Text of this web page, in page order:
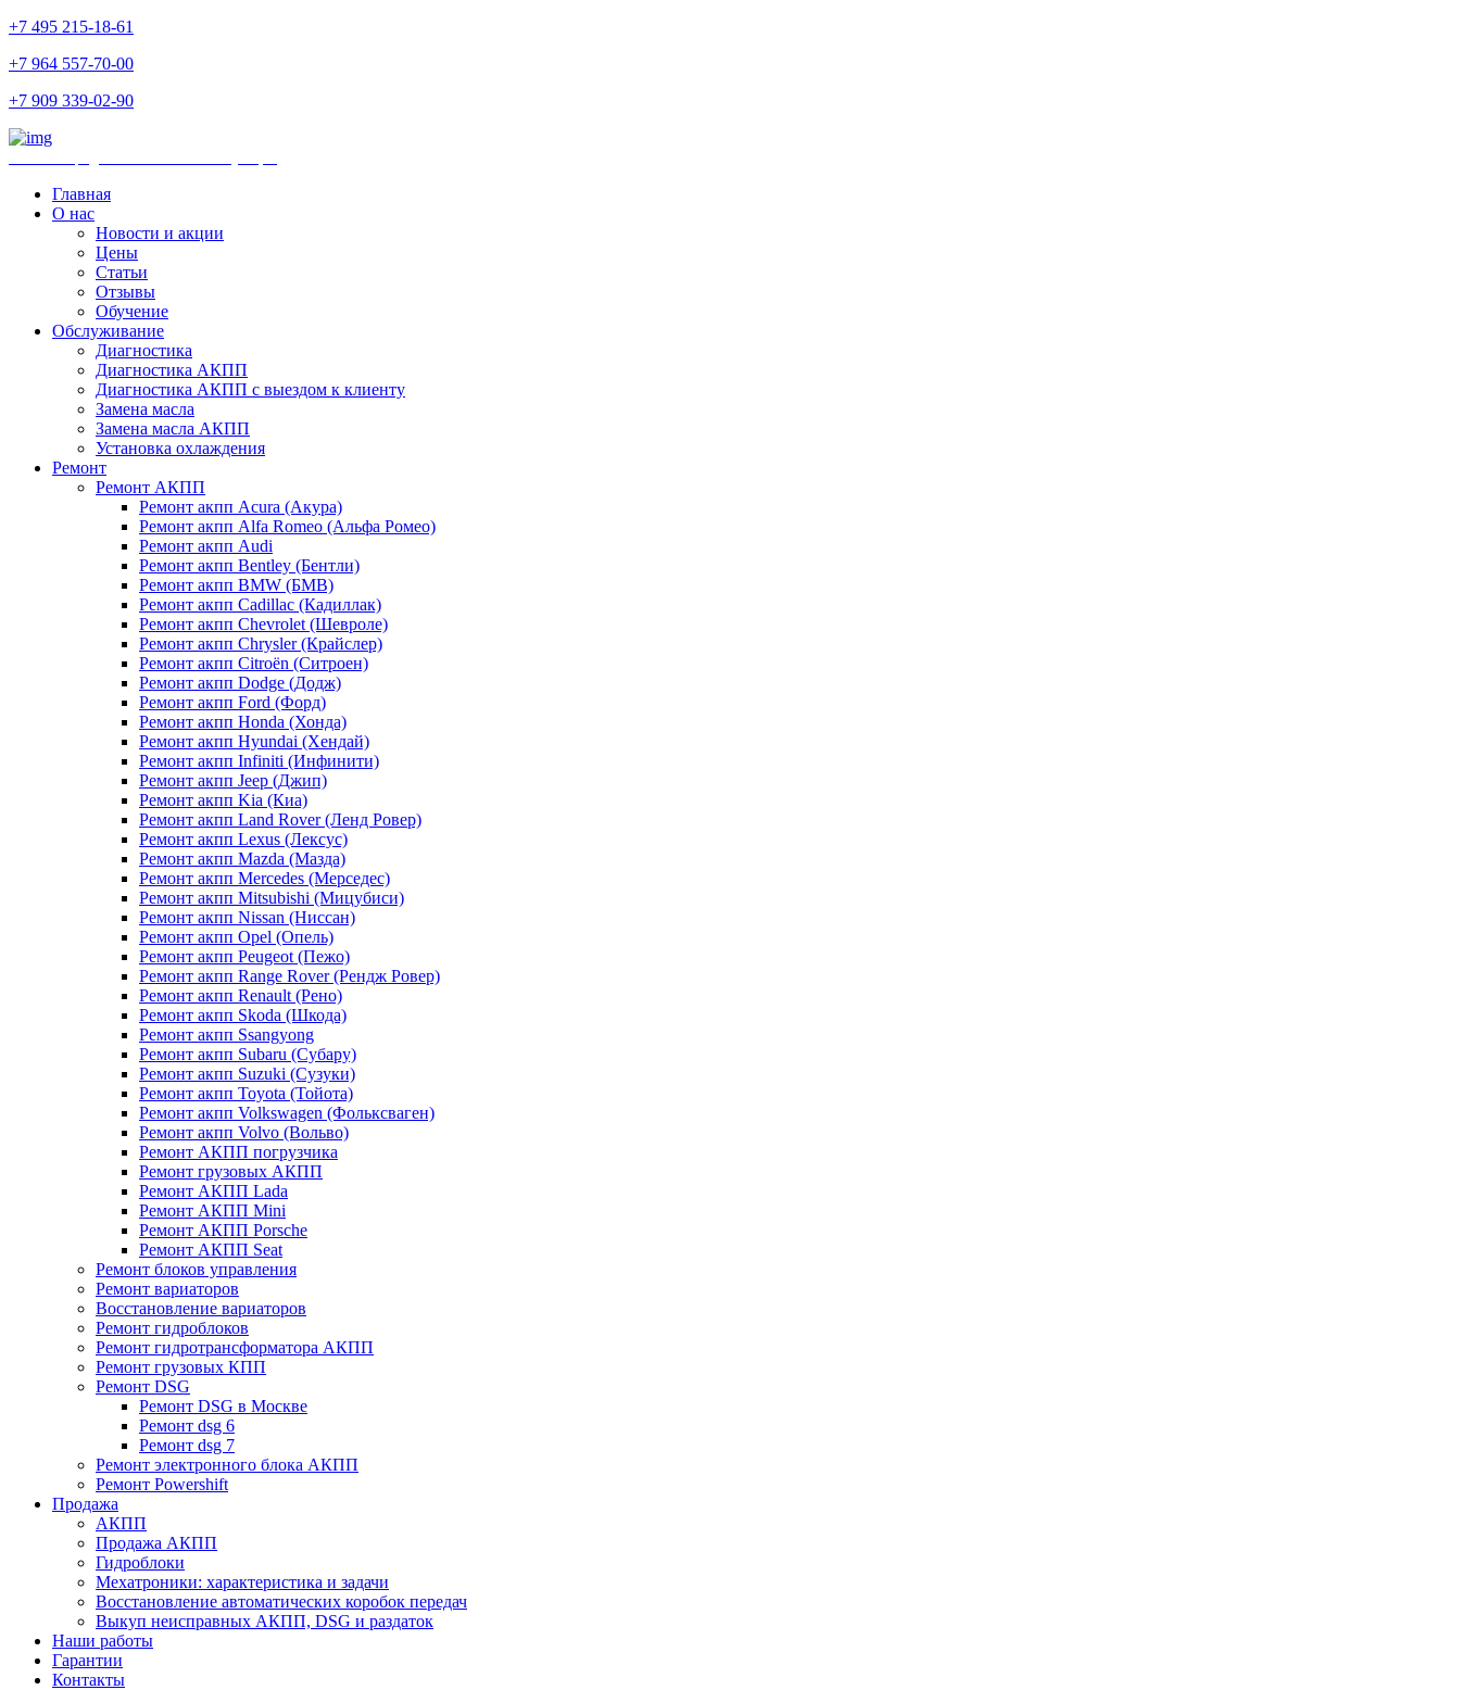
+7 495 215-18-61
+7 964 557-70-00
+7 909 339-02-90
Главная
О нас
Новости и акции
Цены
Статьи
Отзывы
Обучение
Обслуживание
Диагностика
Диагностика АКПП
Диагностика АКПП с выездом к клиенту
Замена масла
Замена масла АКПП
Установка охлаждения
Ремонт
Ремонт АКПП
Ремонт акпп Acura (Акура)
Ремонт акпп Alfa Romeo (Альфа Ромео)
Ремонт акпп Audi
Ремонт акпп Bentley (Бентли)
Ремонт акпп BMW (БМВ)
Ремонт акпп Cadillac (Кадиллак)
Ремонт акпп Chevrolet (Шевроле)
Ремонт акпп Chrysler (Крайслер)
Ремонт акпп Citroën (Ситроен)
Ремонт акпп Dodge (Додж)
Ремонт акпп Ford (Форд)
Ремонт акпп Honda (Хонда)
Ремонт акпп Hyundai (Хендай)
Ремонт акпп Infiniti (Инфинити)
Ремонт акпп Jeep (Джип)
Ремонт акпп Kia (Киа)
Ремонт акпп Land Rover (Ленд Ровер)
Ремонт акпп Lexus (Лексус)
Ремонт акпп Mazda (Мазда)
Ремонт акпп Mercedes (Мерседес)
Ремонт акпп Mitsubishi (Мицубиси)
Ремонт акпп Nissan (Ниссан)
Ремонт акпп Opel (Опель)
Ремонт акпп Peugeot (Пежо)
Ремонт акпп Range Rover (Рендж Ровер)
Ремонт акпп Renault (Рено)
Ремонт акпп Skoda (Шкода)
Ремонт акпп Ssangyong
Ремонт акпп Subaru (Cубару)
Ремонт акпп Suzuki (Сузуки)
Ремонт акпп Toyota (Тойота)
Ремонт акпп Volkswagen (Фольксваген)
Ремонт акпп Volvo (Вольво)
Ремонт АКПП погрузчика
Ремонт грузовых АКПП
Ремонт АКПП Lada
Ремонт АКПП Mini
Ремонт АКПП Porsche
Ремонт АКПП Seat
Ремонт блоков управления
Ремонт вариаторов
Восстановление вариаторов
Ремонт гидроблоков
Ремонт гидротрансформатора АКПП
Ремонт грузовых КПП
Ремонт DSG
Ремонт DSG в Москве
Ремонт dsg 6
Ремонт dsg 7
Ремонт электронного блока АКПП
Ремонт Powershift
Продажа
АКПП
Продажа АКПП
Гидроблоки
Мехатроники: характеристика и задачи
Восстановление автоматических коробок передач
Выкуп неисправных АКПП, DSG и раздаток
Наши работы
Гарантии
Контакты